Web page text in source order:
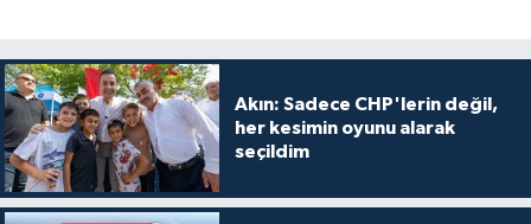
Akın: Sadece CHP'lerin değil,
her kesimin oyunu alarak
seçildim